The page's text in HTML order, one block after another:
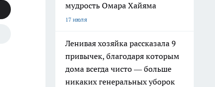
мудрость Омара Хайяма
17 июля
Ленивая хозяйка рассказала 9
привычек, благодаря которым
дома всегда чисто — больше
никаких генеральных уборок